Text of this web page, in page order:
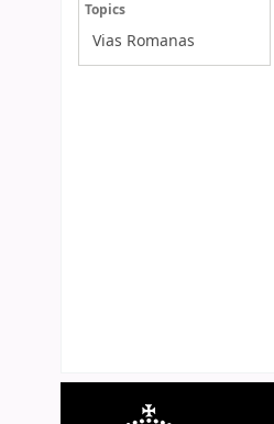
Topics
Vias Romanas